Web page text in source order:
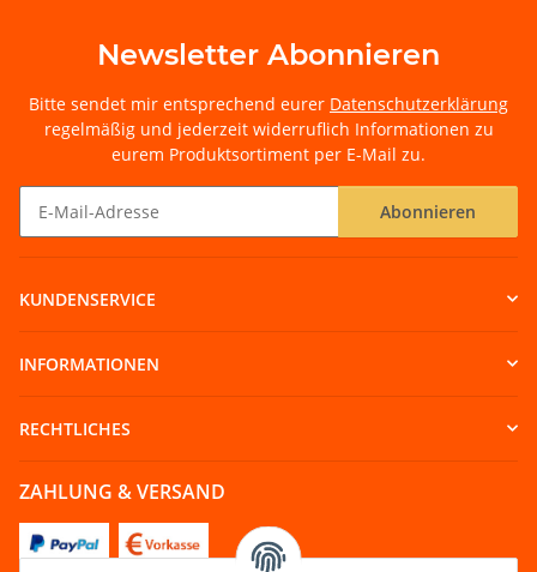
Newsletter Abonnieren
Bitte sendet mir entsprechend eurer Datenschutzerklärung
regelmäßig und jederzeit widerruflich Informationen zu
eurem Produktsortiment per E-Mail zu.
Abonnieren
KUNDENSERVICE
INFORMATIONEN
RECHTLICHES
ZAHLUNG & VERSAND